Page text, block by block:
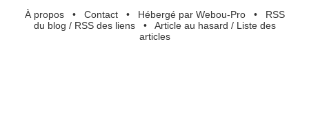
À propos• Contact• Hébergé par Webou-Pro• RSS
du blog / RSS des liens• Article au hasard / Liste des
articles